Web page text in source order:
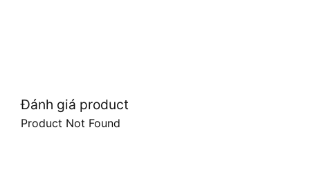
Đánh giá product
Product Not Found